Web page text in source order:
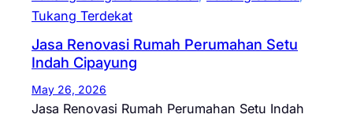
Tukang Terdekat
Jasa Renovasi Rumah Perumahan Setu
Indah Cipayung
May 26, 2026
Jasa Renovasi Rumah Perumahan Setu Indah